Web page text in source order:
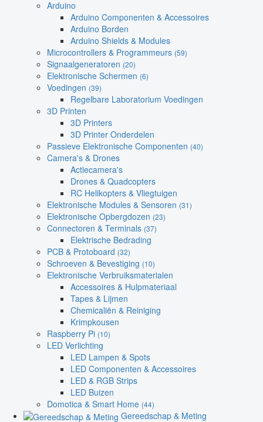
Arduino
Arduino Componenten & Accessoires
Arduino Borden
Arduino Shields & Modules
Microcontrollers & Programmeurs (59)
Signaalgeneratoren (20)
Elektronische Schermen (6)
Voedingen (39)
Regelbare Laboratorium Voedingen
3D Printen
3D Printers
3D Printer Onderdelen
Passieve Elektronische Componenten (40)
Camera's & Drones
Actiecamera's
Drones & Quadcopters
RC Helikopters & Vliegtuigen
Elektronische Modules & Sensoren (31)
Elektronische Opbergdozen (23)
Connectoren & Terminals (37)
Elektrische Bedrading
PCB & Protoboard (32)
Schroeven & Bevestiging (10)
Elektronische Verbruiksmaterialen
Accessoires & Hulpmateriaal
Tapes & Lijmen
Chemicaliën & Reiniging
Krimpkousen
Raspberry Pi (10)
LED Verlichting
LED Lampen & Spots
LED Componenten & Accessoires
LED & RGB Strips
LED Buizen
Domotica & Smart Home (44)
Gereedschap & Meting